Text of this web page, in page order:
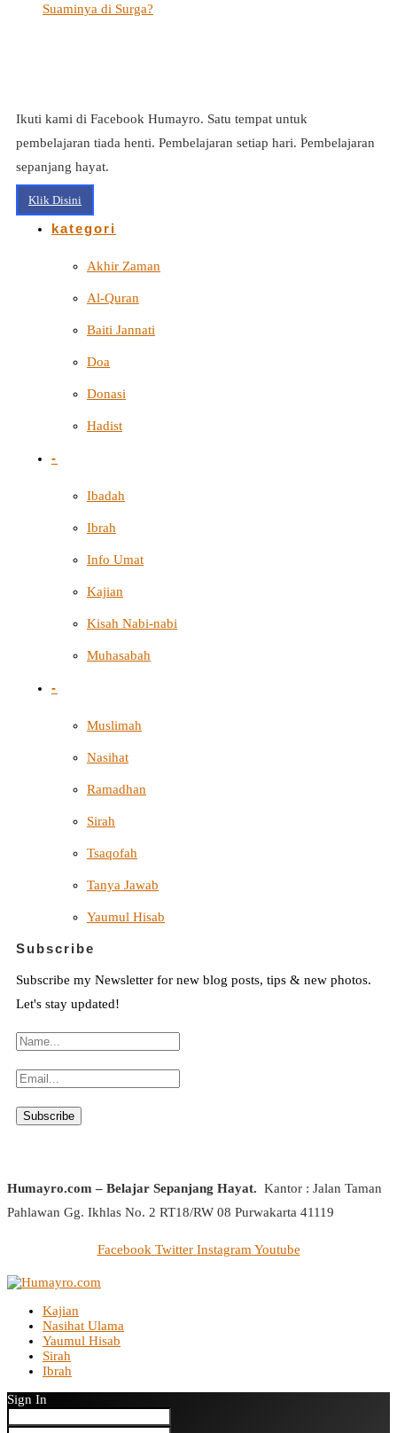
Suaminya di Surga?
Ikuti kami di Facebook Humayro. Satu tempat untuk
pembelajaran tiada henti. Pembelajaran setiap hari. Pembelajaran
sepanjang hayat.
Klik Disini
kategori
Akhir Zaman
Al-Quran
Baiti Jannati
Doa
Donasi
Hadist
-
Ibadah
Ibrah
Info Umat
Kajian
Kisah Nabi-nabi
Muhasabah
-
Muslimah
Nasihat
Ramadhan
Sirah
Tsaqofah
Tanya Jawab
Yaumul Hisab
Subscribe
Subscribe my Newsletter for new blog posts, tips & new photos.
Let's stay updated!
Humayro.com – Belajar Sepanjang Hayat. Kantor : Jalan Taman
Pahlawan Gg. Ikhlas No. 2 RT18/RW 08 Purwakarta 41119
Facebook Twitter Instagram Youtube
Kajian
Nasihat Ulama
Yaumul Hisab
Sirah
Ibrah
Sign In